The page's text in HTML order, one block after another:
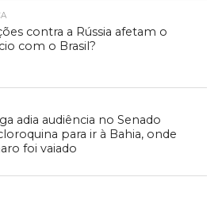
contra a Rússia afetam o
com o Brasil?
adia audiência no Senado
para ir à Bahia, onde
foi vaiado